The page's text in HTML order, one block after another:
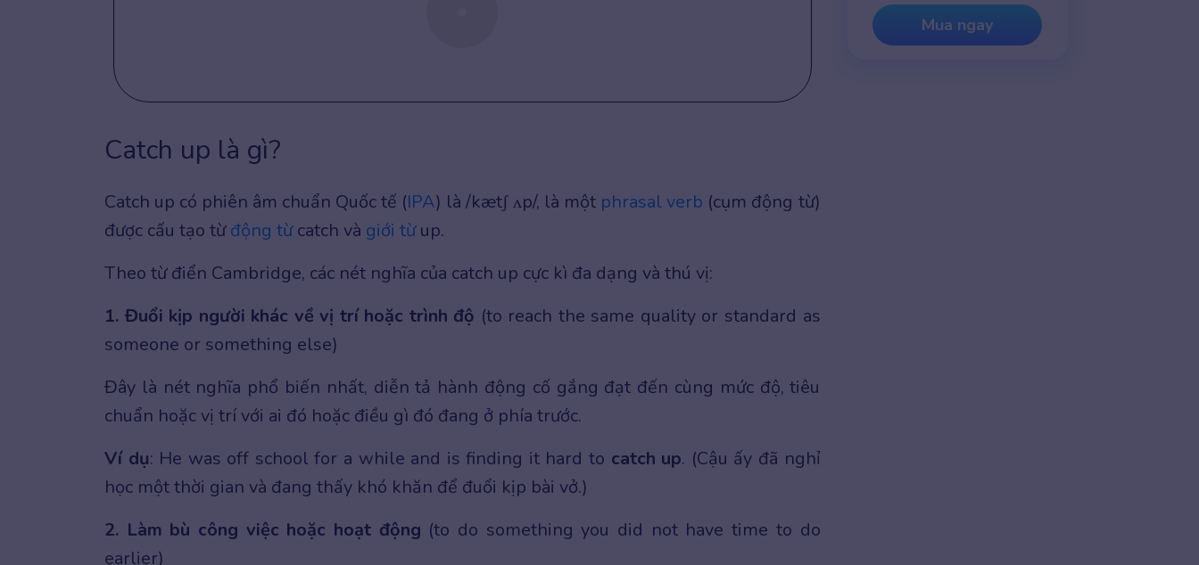
Catch up là gì?
Catch up có phiên âm chuẩn Quốc tế (IPA) là /kætʃ ʌp/, là một phrasal verb (cụm động từ)
được cấu tạo từđộng từcatch và giới từup.
Theo từ điển Cambridge, các nét nghĩa của catch up cực kì đa dạng và thú vị:
1. Đuổi kịp người khác về vị trí hoặc trình độ (to reach the same quality or standard as
someone or something else)
Đây là nét nghĩa phổ biến nhất, diễn tả hành động cố gắng đạt đến cùng mức độ, tiêu
chuẩn hoặc vị trí với ai đó hoặc điều gì đó đang ở phía trước.
Ví dụ: He was off school for a while and is finding it hard to catch up. (Cậu ấy đã nghỉ
học một thời gian và đang thấy khó khăn để đuổi kịp bài vở.)
2. Làm bù công việc hoặc hoạt động (to do something you did not have time to do
earlier)
Mua ngay